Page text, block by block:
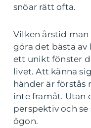
snöar rätt ofta.
Vilken årstid man
göra det bästa
ett unikt fönster
livet. Att känna
händer är förstås
inte framåt. Utan
perspektiv och
ögon.